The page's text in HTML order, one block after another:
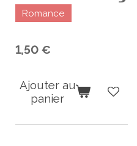
Romance
1,50 €
Ajouter au
panier